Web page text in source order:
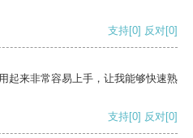
支持[0] 反对[0]
起来非常容易上手，让我能够快速熟
支持[0] 反对[0]